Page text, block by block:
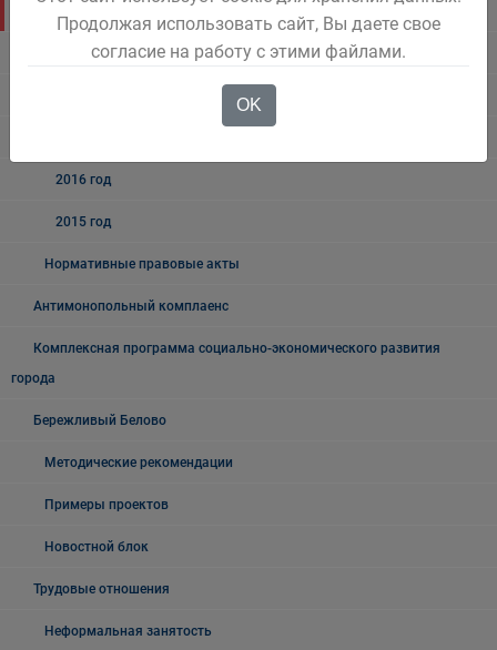
2019 год
2016 год
2015 год
Нормативные правовые акты
Антимонопольный комплаенс
Комплексная программа социально-экономического развития
города
Бережливый Белово
Методические рекомендации
Примеры проектов
Новостной блок
Трудовые отношения
Неформальная занятость
Продолжая использовать сайт, Вы даете свое
согласие на работу с этими файлами.
OK